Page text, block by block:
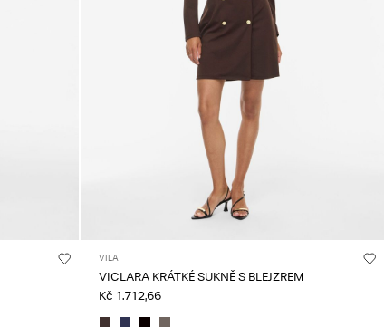
VILA
VICLARA KRÁTKÉ SUKNĚ S BLEJZREM
Kč 1.712,66